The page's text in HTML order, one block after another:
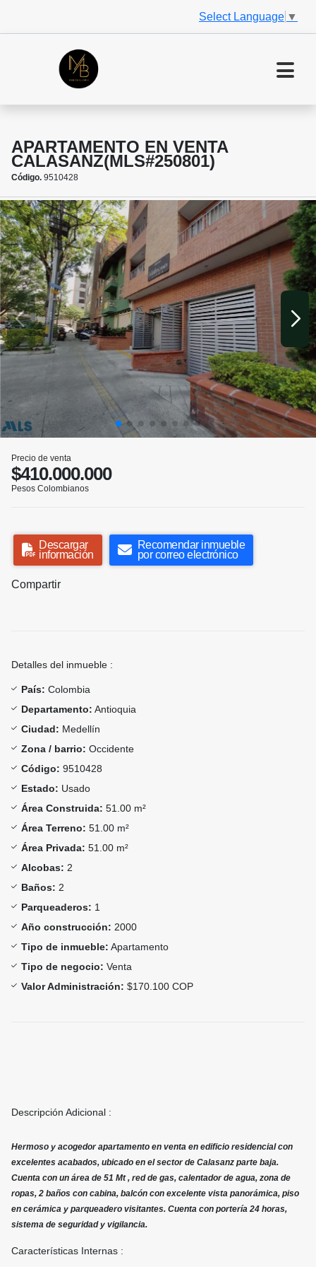
Select Language ▼
APARTAMENTO EN VENTA
CALASANZ(MLS#250801)
Código. 9510428
Precio de venta
$410.000.000
Pesos Colombianos
Descargar
información
Recomendar inmueble
por correo electrónico
Compartir
Detalles del inmueble :
País: Colombia
Departamento: Antioquia
Ciudad: Medellín
Zona / barrio: Occidente
Código: 9510428
Estado: Usado
Área Construida: 51.00 m²
Área Terreno: 51.00 m²
Área Privada: 51.00 m²
Alcobas: 2
Baños: 2
Parqueaderos: 1
Año construcción: 2000
Tipo de inmueble: Apartamento
Tipo de negocio: Venta
Valor Administración: $170.100 COP
Descripción Adicional :
Hermoso y acogedor apartamento en venta en edificio residencial con
excelentes acabados, ubicado en el sector de Calasanz parte baja.
Cuenta con un área de 51 Mt , red de gas, calentador de agua, zona de
ropas, 2 baños con cabina, balcón con excelente vista panorámica, piso
en cerámica y parqueadero visitantes. Cuenta con portería 24 horas,
sistema de seguridad y vigilancia.
Características Internas :